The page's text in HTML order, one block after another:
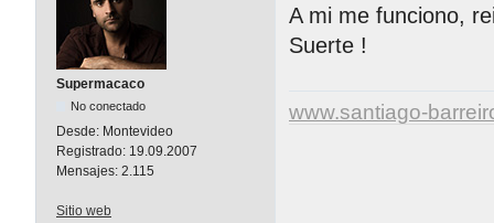
Supermacaco
No conectado
Desde: Montevideo
Registrado: 19.09.2007
Mensajes: 2.115
A mi me funciono,
Suerte !
www.santiago-
Sitio web